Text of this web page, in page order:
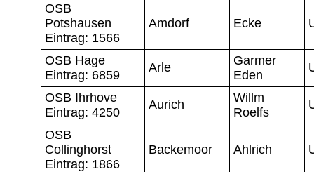
OSB
Potshausen
Eintrag: 1566
Amdorf Ecke
OSB Hage
Eintrag: 6859
Arle
Garmer
Eden
OSB Ihrhove
Eintrag: 4250
Aurich
Willm
Roelfs
OSB
Collinghorst
Eintrag: 1866
Backemoor Ahlrich